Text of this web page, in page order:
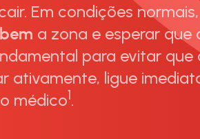
Em condições
a zona e esperar que
para evitar que
ativamente, ligue
médico1.